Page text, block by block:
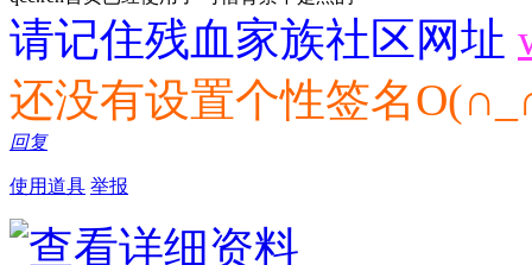
请记住残血家族社区网址
还没有设置个性签名
回复
使用道具 举报